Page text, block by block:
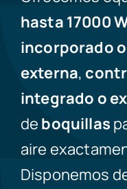
hasta 17000
incorporado
externa,
integrado o
de boquillas
aire
Disponemos